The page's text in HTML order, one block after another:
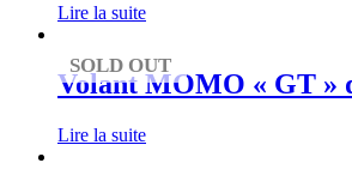
Lire la suite
SOLD OUT
Volant MOMO « GT »
Lire la suite